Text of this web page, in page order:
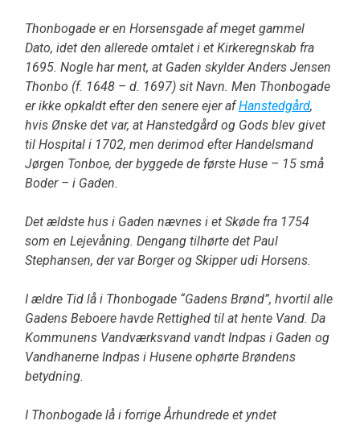
Thonbogade er en Horsensgade af meget gammel
Dato, idet den allerede omtalet i et Kirkeregnskab fra
1695. Nogle har ment, at Gaden skylder Anders Jensen
Thonbo (f. 1648 – d. 1697) sit Navn. Men Thonbogade
er ikke opkaldt efter den senere ejer afHanstedgård,
hvis Ønske det var, at Hanstedgård og Gods blev givet
til Hospital i 1702, men derimod efter Handelsmand
Jørgen Tonboe, der byggede de første Huse – 15 små
Boder – i Gaden.
Det ældste hus i Gaden nævnes i et Skøde fra 1754
som en Lejevåning. Dengang tilhørte det Paul
Stephansen, der var Borger og Skipper udi Horsens.
I ældre Tid lå i Thonbogade “Gadens Brønd”, hvortil alle
Gadens Beboere havde Rettighed til at hente Vand. Da
Kommunens Vandværksvand vandt Indpas i Gaden og
Vandhanerne Indpas i Husene ophørte Brøndens
betydning.
I Thonbogade lå i forrige Århundrede et yndet